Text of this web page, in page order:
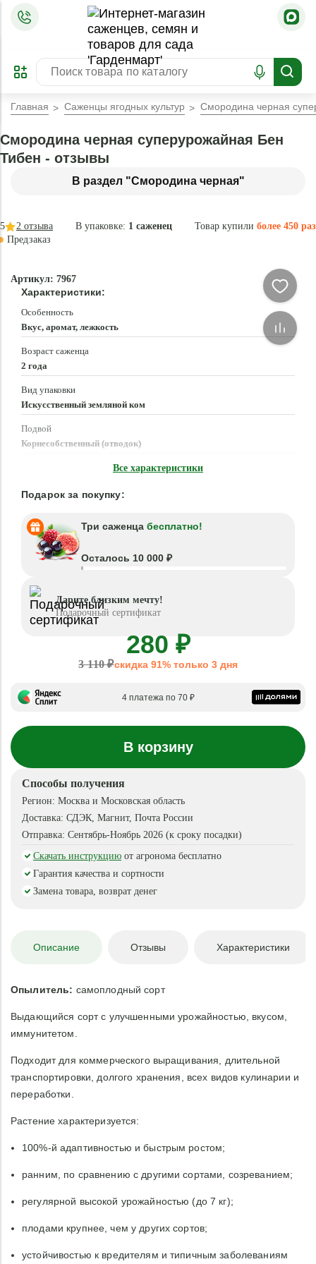
ПРЕДЗАКАЗ
ЗАБРОНИРОВАТЬ
ЛУЧШЕЕ
Главная Саженцы ягодных культур Смородина черная
В раздел "Смородина черная"
Смородина черная суперурожайная Бен
Тибен - отзывы
В упаковке: 1 саженец Товар купили более 450 раз
5 2 отзыва
Предзаказ
Артикул: 7967
Характеристики:
Особенность
Вкус, аромат, лежкость
Возраст саженца
2 года
Вид упаковки
Искусственный земляной ком
Подвой
Корнесобственный (отводок)
Все характеристики
Подарок за покупку:
Три саженца бесплатно!
Осталось 10 000 ₽
Дарите близким мечту!
Подарочный сертификат
280 ₽
3 110 ₽скидка 91% только 3 дня
4 платежа по 70 ₽
В корзину
Способы получения
Регион: Москва и Московская область
Доставка: СДЭК, Магнит, Почта России
Отправка: Сентябрь-Ноябрь 2026 (к сроку посадки)
Скачать инструкцию от агронома бесплатно
Гарантия качества и сортности
Замена товара, возврат денег
Описание Отзывы Характеристики
Опылитель: самоплодный сорт
Выдающийся сорт с улучшенными урожайностью, вкусом,
иммунитетом.
Подходит для коммерческого выращивания, длительной
транспортировки, долгого хранения, всех видов кулинарии и
переработки.
Растение характеризуется:
100%-й адаптивностью и быстрым ростом;
ранним, по сравнению с другими сортами, созреванием;
регулярной высокой урожайностью (до 7 кг);
плодами крупнее, чем у других сортов;
устойчивостью к вредителям и типичным заболеваниям